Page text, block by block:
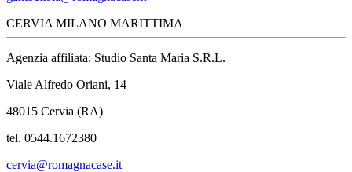
CERVIA MILANO MARITTIMA
Agenzia affiliata: Studio Santa Maria S.R.L.
Viale Alfredo Oriani, 14
48015 Cervia (RA)
tel. 0544.1672380
cervia@romagnacase.it